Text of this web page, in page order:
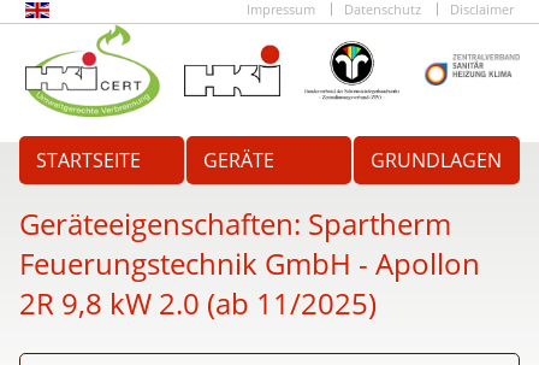
Impressum Datenschutz Disclaimer
STARTSEITE GERÄTE GRUNDLAGEN
Geräteeigenschaften: Spartherm
Feuerungstechnik GmbH - Apollon
2R 9,8 kW 2.0 (ab 11/2025)